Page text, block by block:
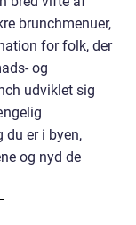
brunchmenuer,
for folk, der
og
udviklet sig
er i byen,
og nyd de